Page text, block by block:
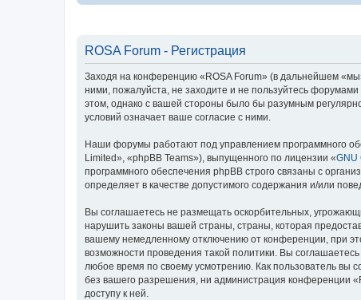
ROSA Forum - Регистрация
Заходя на конференцию «ROSA Forum» (в дальнейшем
ними, пожалуйста, не заходите и не пользуйтесь
этом, однако с вашей стороны было бы разумным
условий означает ваше согласие с ними.
Наши форумы работают под управлением программного
Limited», «phpBB Teams»), выпущенного по лицензии «GNU
программного обеспечения phpBB строго связаны с
определяет в качестве допустимого содержания и/или
Вы соглашаетесь не размещать оскорбительных,
нарушить законы вашей страны, страны, которая
вашему немедленному отключению от конференции, при
возможности проведения такой политики. Вы
любое время по своему усмотрению. Как пользователь вы
без вашего разрешения, ни администрация конференции
доступу к ней.